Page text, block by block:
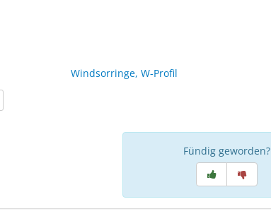
Windsorringe, W-Profil
Fündig geworden?